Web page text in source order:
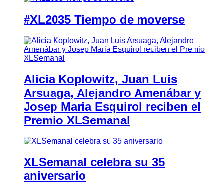
#XL2035 Tiempo de moverse
Alicia Koplowitz, Juan Luis
Arsuaga, Alejandro Amenábar y
Josep Maria Esquirol reciben el
Premio XLSemanal
XLSemanal celebra su 35
aniversario